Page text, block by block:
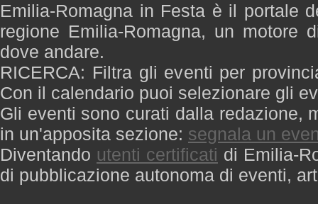
Emilia-Romagna in Festa è il portale
regione Emilia-Romagna, un motore
dove andare.
RICERCA: Filtra gli eventi per
Con il calendario puoi selezionare gli
Gli eventi sono curati dalla redazione,
in un'apposita sezione: segnala un
Diventando utenti certificati di Emilia-
di pubblicazione autonoma di eventi,